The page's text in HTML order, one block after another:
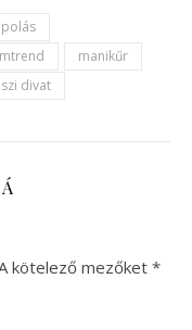
manikűr
divat
kötelező mezőket *